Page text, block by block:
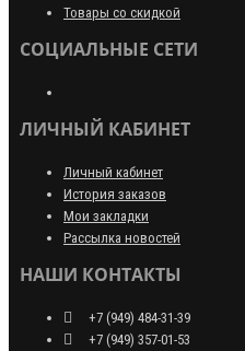
Товары со скидкой
СОЦИАЛЬНЫЕ СЕТИ
ЛИЧНЫЙ КАБИНЕТ
Личный кабинет
История заказов
Мои закладки
Рассылка новостей
НАШИ КОНТАКТЫ
+7 (949) 484-31-39
+7 (949) 357-01-53